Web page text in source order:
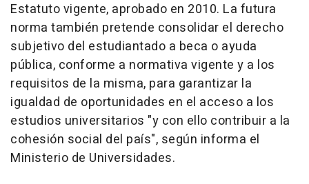
Estatuto vigente, aprobado en 2010. La futura
norma también pretende consolidar el derecho
subjetivo del estudiantado a beca o ayuda
pública, conforme a normativa vigente y a los
requisitos de la misma, para garantizar la
igualdad de oportunidades en el acceso a los
estudios universitarios "y con ello contribuir a la
cohesión social del país", según informa el
Ministerio de Universidades.